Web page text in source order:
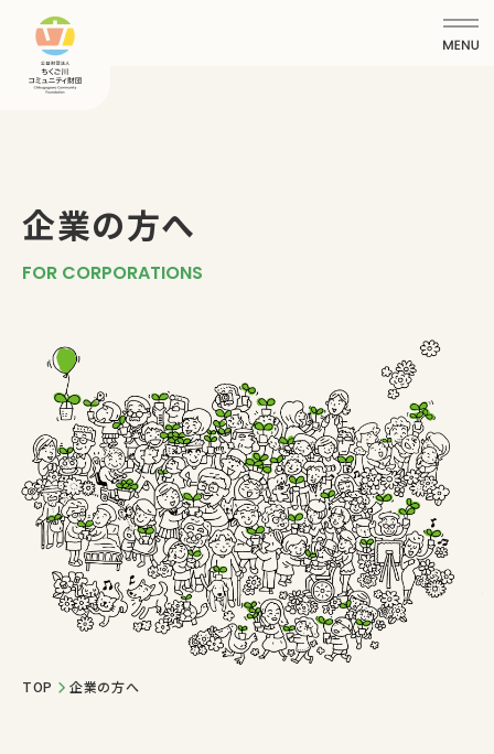
企業の方へ
FOR CORPORATIONS
TOP 企業の方へ